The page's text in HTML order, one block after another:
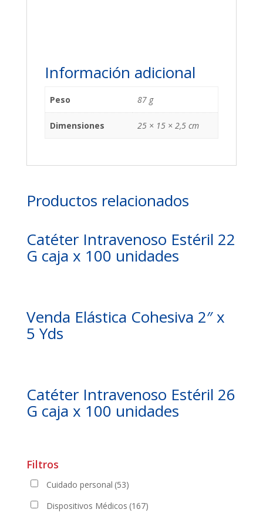
Información adicional
Peso 87 g
Dimensiones 25 × 15 × 2,5 cm
Productos relacionados
Catéter Intravenoso Estéril 22
G caja x 100 unidades
Venda Elástica Cohesiva 2″ x
5 Yds
Catéter Intravenoso Estéril 26
G caja x 100 unidades
Filtros
Cuidado personal (53)
Dispositivos Médicos (167)